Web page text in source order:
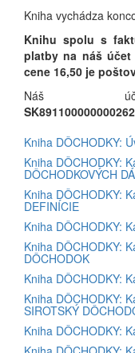
Kniha vychádza
Knihu spolu s
platby na náš
cene 16,50 je
Kniha DÔCHODKY:
Kniha DÔCHODKY:
DÔCHODKOVÝCH
Kniha DÔCHODKY:
DEFINÍCIE
Kniha DÔCHODKY:
Kniha DÔCHODKY:
DÔCHODOK
Kniha DÔCHODKY:
Kniha DÔCHODKY:
SIROTSKÝ
Kniha DÔCHODKY: